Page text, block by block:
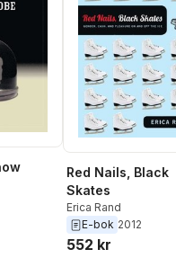
Red Nails, Black
Skates
Erica Rand
E-bok 2012
552 kr